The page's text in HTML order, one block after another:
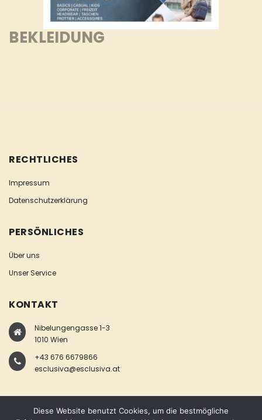
BEKLEIDUNG
RECHTLICHES
Impressum
Datenschutzerklärung
PERSÖNLICHES
Über uns
Unser Service
KONTAKT
Nibelungengasse 1-3
1010 Wien
+43 676 6679866
esclusiva@esclusiva.at
Diese Website benutzt Cookies, um die bestmögliche